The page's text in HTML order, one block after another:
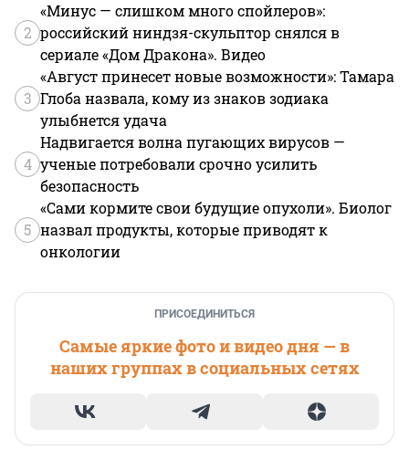
2
«Минус — слишком много спойлеров»:
российский ниндзя-скульптор снялся в
сериале «Дом Дракона». Видео
3
«Август принесет новые возможности»: Тамара
Глоба назвала, кому из знаков зодиака
улыбнется удача
4
Надвигается волна пугающих вирусов —
ученые потребовали срочно усилить
безопасность
5
«Сами кормите свои будущие опухоли». Биолог
назвал продукты, которые приводят к
онкологии
ПРИСОЕДИНИТЬСЯ
Самые яркие фото и видео дня — в
наших группах в социальных сетях